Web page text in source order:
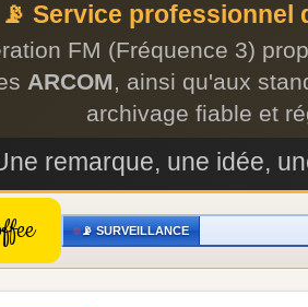
📡 Service professionnel
FM (Fréquence 3)
ARCOM, ainsi qu'aux
archivage fiable et
remarque, une idée,
📡 SURVEILLANCE